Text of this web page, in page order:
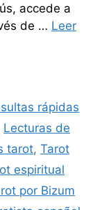
accede a
de … Leer
rápidas
Lecturas de
tarot, Tarot
espiritual
por Bizum